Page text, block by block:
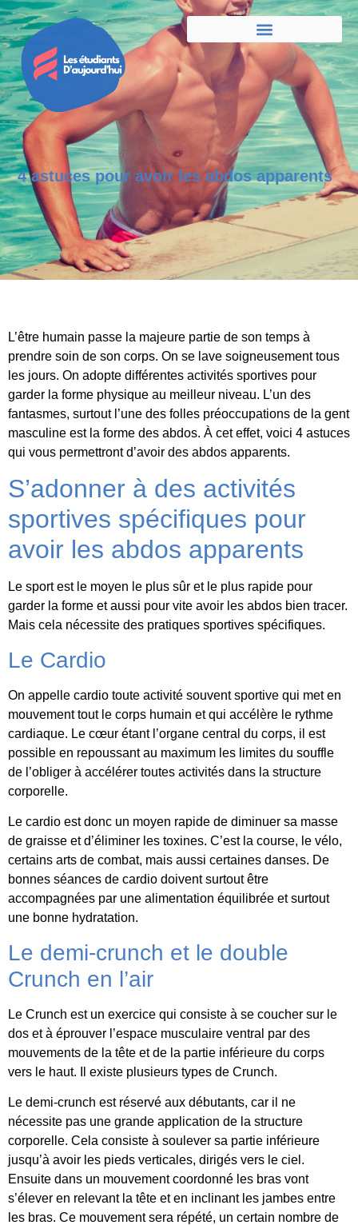
4 astuces pour avoir les abdos apparents
L’être humain passe la majeure partie de son temps à
prendre soin de son corps. On se lave soigneusement tous
les jours. On adopte différentes activités sportives pour
garder la forme physique au meilleur niveau. L’un des
fantasmes, surtout l’une des folles préoccupations de la gent
masculine est la forme des abdos. À cet effet, voici 4 astuces
qui vous permettront d’avoir des abdos apparents.
S’adonner à des activités
sportives spécifiques pour
avoir les abdos apparents
Le sport est le moyen le plus sûr et le plus rapide pour
garder la forme et aussi pour vite avoir les abdos bien tracer.
Mais cela nécessite des pratiques sportives spécifiques.
Le Cardio
On appelle cardio toute activité souvent sportive qui met en
mouvement tout le corps humain et qui accélère le rythme
cardiaque. Le cœur étant l’organe central du corps, il est
possible en repoussant au maximum les limites du souffle
de l’obliger à accélérer toutes activités dans la structure
corporelle.
Le cardio est donc un moyen rapide de diminuer sa masse
de graisse et d’éliminer les toxines. C’est la course, le vélo,
certains arts de combat, mais aussi certaines danses. De
bonnes séances de cardio doivent surtout être
accompagnées par une alimentation équilibrée et surtout
une bonne hydratation.
Le demi-crunch et le double
Crunch en l’air
Le Crunch est un exercice qui consiste à se coucher sur le
dos et à éprouver l’espace musculaire ventral par des
mouvements de la tête et de la partie inférieure du corps
vers le haut. Il existe plusieurs types de Crunch.
Le demi-crunch est réservé aux débutants, car il ne
nécessite pas une grande application de la structure
corporelle. Cela consiste à soulever sa partie inférieure
jusqu’à avoir les pieds verticales, dirigés vers le ciel.
Ensuite dans un mouvement coordonné les bras vont
s’élever en relevant la tête et en inclinant les jambes entre
les bras. Ce mouvement sera répété, un certain nombre de